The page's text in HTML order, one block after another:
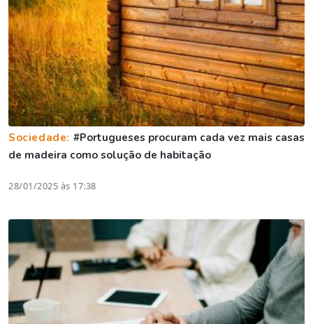
Sociedade: #Portugueses procuram cada vez mais casas
de madeira como solução de habitação
28/01/2025 às 17:38